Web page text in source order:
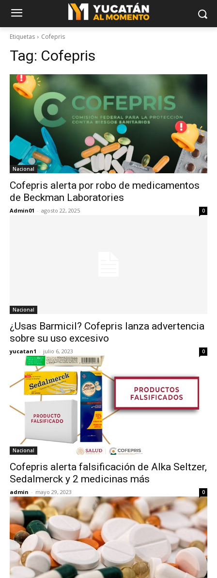
Etiquetas Cofepris
Tag: Cofepris
Nacional
Cofepris alerta por robo de medicamentos
de Beckman Laboratories
Admin01 - agosto 22, 2025 0
Nacional
¿Usas Barmicil? Cofepris lanza advertencia
sobre su uso excesivo
yucatan1 - julio 6, 2023 0
Nacional
Cofepris alerta falsificación de Alka Seltzer,
Sedalmerck y 2 medicinas más
admin - mayo 29, 2023 0